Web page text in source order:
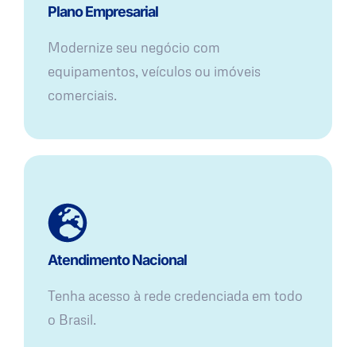
Plano Empresarial
Modernize seu negócio com
equipamentos, veículos ou imóveis
comerciais.
Atendimento Nacional
Tenha acesso à rede credenciada em todo
o Brasil.